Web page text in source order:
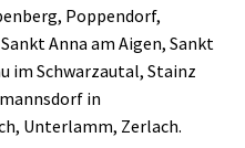
Poppendorf,
Anna am Aigen, Sankt
im Schwarzautal, Stainz
in
Unterlamm, Zerlach.